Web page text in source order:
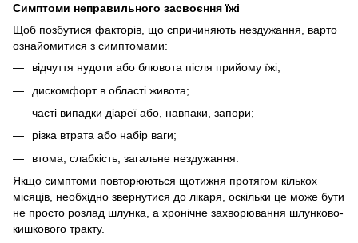
Симптоми неправильного засвоєння їжі
Щоб позбутися факторів, що спричиняють нездужання, варто
ознайомитися з симптомами:
відчуття нудоти або блювота після прийому їжі;
дискомфорт в області живота;
часті випадки діареї або, навпаки, запори;
різка втрата або набір ваги;
втома, слабкість, загальне нездужання.
Якщо симптоми повторюються щотижня протягом кількох
місяців, необхідно звернутися до лікаря, оскільки це може бути
не просто розлад шлунка, а хронічне захворювання шлунково-
кишкового тракту.